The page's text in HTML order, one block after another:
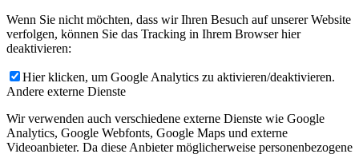
Wenn Sie nicht möchten, dass wir Ihren Besuch auf unserer Website
verfolgen, können Sie das Tracking in Ihrem Browser hier
deaktivieren:
Hier klicken, um Google Analytics zu aktivieren/deaktivieren.
Andere externe Dienste
Wir verwenden auch verschiedene externe Dienste wie Google
Analytics, Google Webfonts, Google Maps und externe
Videoanbieter. Da diese Anbieter möglicherweise personenbezogene